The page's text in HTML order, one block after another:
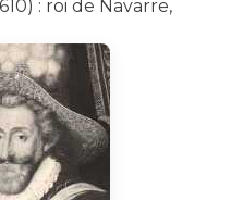
: roi de Navarre,